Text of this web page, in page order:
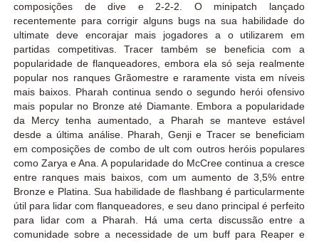
composições de dive e 2-2-2. O minipatch lançado
recentemente para corrigir alguns bugs na sua habilidade do
ultimate deve encorajar mais jogadores a o utilizarem em
partidas competitivas. Tracer também se beneficia com a
popularidade de flanqueadores, embora ela só seja realmente
popular nos ranques Grãomestre e raramente vista em níveis
mais baixos. Pharah continua sendo o segundo herói ofensivo
mais popular no Bronze até Diamante. Embora a popularidade
da Mercy tenha aumentado, a Pharah se manteve estável
desde a última análise. Pharah, Genji e Tracer se beneficiam
em composições de combo de ult com outros heróis populares
como Zarya e Ana. A popularidade do McCree continua a cresce
entre ranques mais baixos, com um aumento de 3,5% entre
Bronze e Platina. Sua habilidade de flashbang é particularmente
útil para lidar com flanqueadores, e seu dano principal é perfeito
para lidar com a Pharah. Há uma certa discussão entre a
comunidade sobre a necessidade de um buff para Reaper e